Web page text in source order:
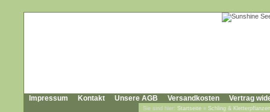
Impressum Kontakt Unsere AGB Versandkosten Vertrag
Sie sind hier: Startseite » Schling & Kletterpflanzen